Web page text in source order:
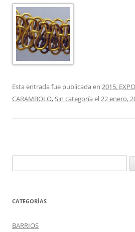
Esta entrada fue publicada en 2015.
CARAMBOLO, Sin categoría el 22 enero,
CATEGORÍAS
BARRIOS